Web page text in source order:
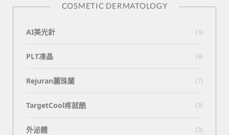
COSMETIC DERMATOLOGY
AI美光針 (3)
PLT凍晶 (9)
Rejuran麗珠蘭 (7)
TargetCool疼就酷 (3)
外泌體 (3)